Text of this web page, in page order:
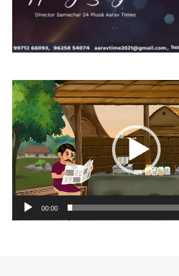
Video
Player
00:00